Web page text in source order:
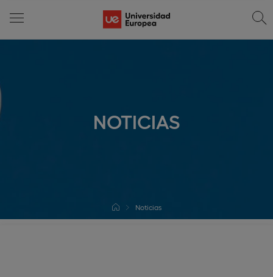
NOTICIAS
Noticias